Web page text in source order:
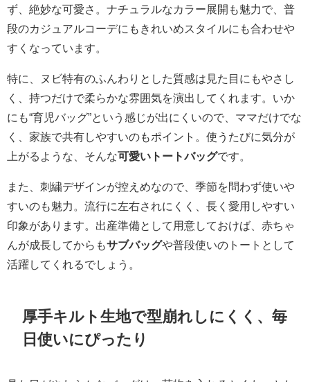
ず、絶妙な可愛さ。ナチュラルなカラー展開も魅力で、普
段のカジュアルコーデにもきれいめスタイルにも合わせや
すくなっています。
特に、ヌビ特有のふんわりとした質感は見た目にもやさし
く、持つだけで柔らかな雰囲気を演出してくれます。いか
にも“育児バッグ”という感じが出にくいので、ママだけでな
く、家族で共有しやすいのもポイント。使うたびに気分が
上がるような、そんな可愛いトートバッグです。
また、刺繍デザインが控えめなので、季節を問わず使いや
すいのも魅力。流行に左右されにくく、長く愛用しやすい
印象があります。出産準備として用意しておけば、赤ちゃ
んが成長してからもサブバッグや普段使いのトートとして
活躍してくれるでしょう。
厚手キルト生地で型崩れしにくく、毎
日使いにぴったり